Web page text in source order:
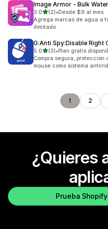
Image Armor ‑ Bulk
3.0de 5 estrellas
(2)
2 reseñas en total
•Desde $9 al mes
Agrega marcas de agua a
ilimitado.
G:Anti Spy:Disable Right
5.0de 5 estrellas
(3)
3 reseñas en total
•Plan gratis
Compra segura,
mouse como sistema
1 2
¿Quieres
Prueba